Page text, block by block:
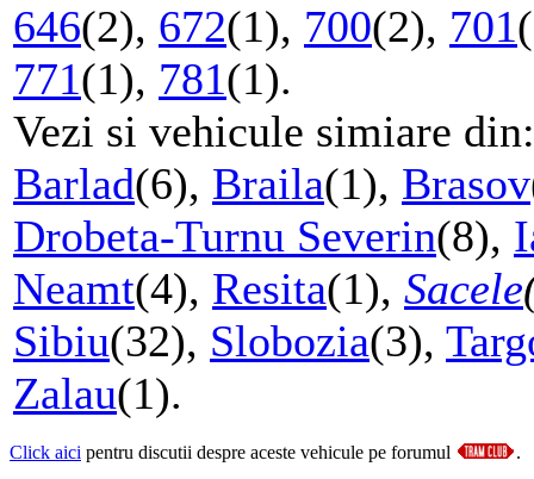
646(2), 672(1), 700(2), 701
771(1), 781(1).
Vezi si vehicule simiare
Barlad(6), Braila(1), Brasov
Drobeta-Turnu Severin(8),
Neamt(4), Resita(1), Sacele
Sibiu(32), Slobozia(3),
Zalau(1).
Click aici pentru discutii despre aceste vehicule pe forumul .